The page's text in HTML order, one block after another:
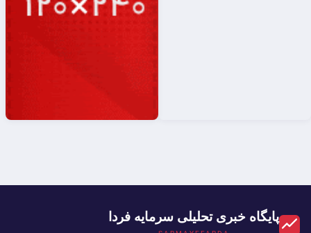
پایگاه خبری تحلیلی سرمایه فردا